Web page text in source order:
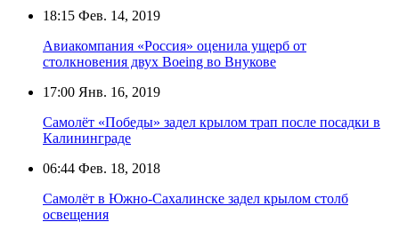
18:15 Фев. 14, 2019
Авиакомпания «Россия» оценила ущерб от
столкновения двух Boeing во Внукове
17:00 Янв. 16, 2019
Самолёт «Победы» задел крылом трап после посадки в
Калининграде
06:44 Фев. 18, 2018
Самолёт в Южно-Сахалинске задел крылом столб
освещения